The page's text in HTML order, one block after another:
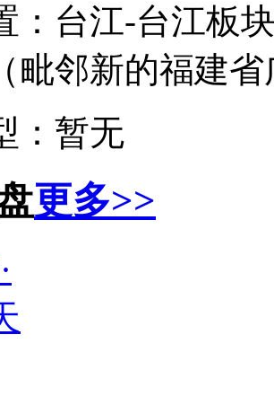
台江-台江板
毗邻新的福建省
： 暂无
更多>>